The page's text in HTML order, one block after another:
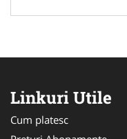
Linkuri Utile
Cum platesc